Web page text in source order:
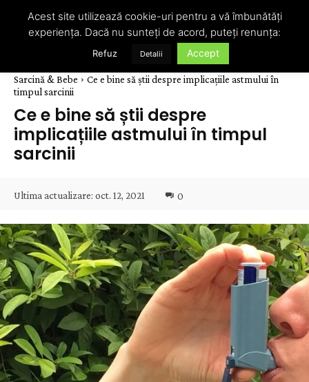
Sarcină & Bebe
Ce e bine să știi despre implicațiile astmului în
timpul sarcinii
Ce e bine să știi despre
implicațiile astmului în timpul
sarcinii
Ultima actualizare: oct. 12, 2021 0
Acest site utilizează cookie-uri pentru a vă îmbunătăți
experiența. Dacă nu sunteți de acord, puteți renunța:
Refuz Detalii Accept